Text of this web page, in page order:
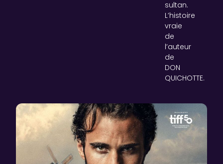
sultan.
L’histoire
vraie
de
l’auteur
de
DON
QUICHOTTE.